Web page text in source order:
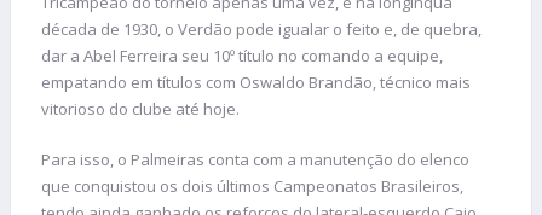
década de 1930, o Verdão pode igualar o feito e, de quebra,
dar a Abel Ferreira seu 10º título no comando a equipe,
empatando em títulos com Oswaldo Brandão, técnico mais
vitorioso do clube até hoje.
Para isso, o Palmeiras conta com a manutenção do elenco
que conquistou os dois últimos Campeonatos Brasileiros,